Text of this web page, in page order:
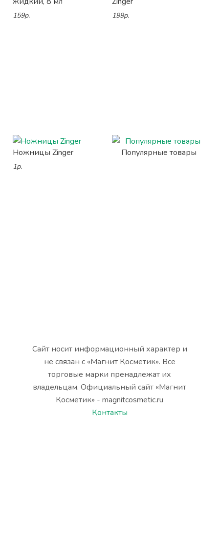
159р. 199р.
Ножницы Zinger
1р.
Популярные товары
Сайт носит информационный характер и
не связан с «Магнит Косметик». Все
торговые марки пренадлежат их
владельцам. Официальный сайт «Магнит
Косметик» - magnitcosmetic.ru
Контакты